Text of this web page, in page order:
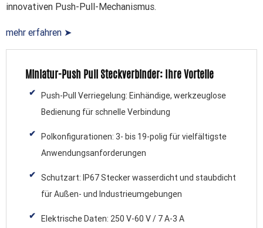
innovativen Push-Pull-Mechanismus.
mehr erfahren ➤
Miniatur-Push Pull Steckverbinder: Ihre Vorteile
Push-Pull Verriegelung: Einhändige, werkzeuglose
Bedienung für schnelle Verbindung
Polkonfigurationen: 3- bis 19-polig für vielfältigste
Anwendungsanforderungen
Schutzart: IP67 Stecker wasserdicht und staubdicht
für Außen- und Industrieumgebungen
Elektrische Daten: 250 V-60 V / 7 A-3 A